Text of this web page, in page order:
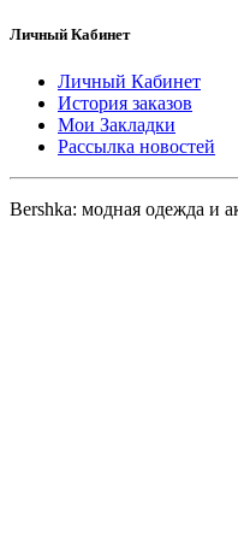
Личный Кабинет
Личный Кабинет
История заказов
Мои Закладки
Рассылка новостей
Bershka: модная одежда и